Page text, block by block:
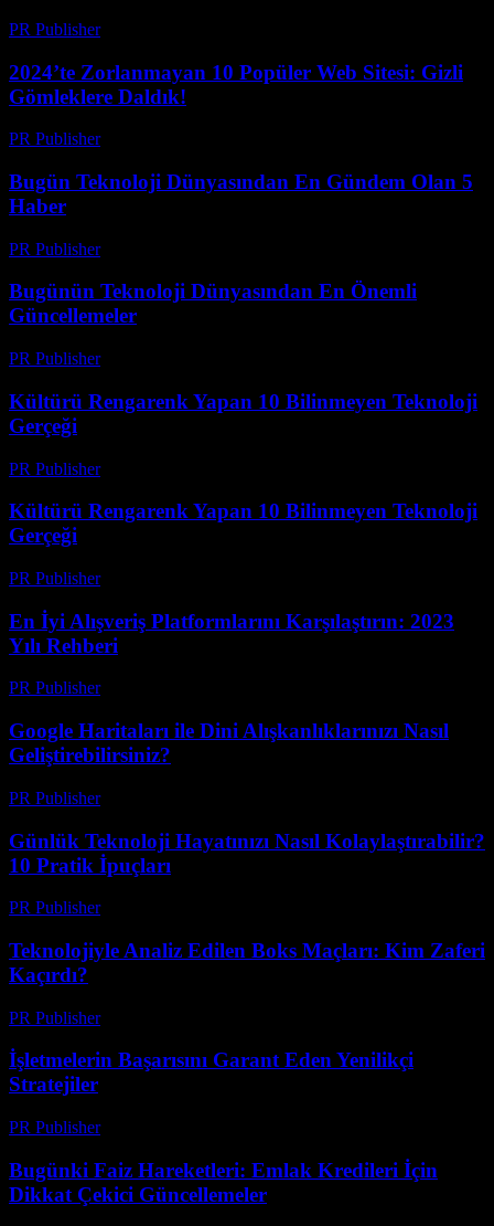
PR Publisher-
2024’te Zorlanmayan 10 Popüler Web Sitesi: Gizli
Gömleklere Daldık!
PR Publisher-
Bugün Teknoloji Dünyasından En Gündem Olan 5
Haber
PR Publisher-
Bugünün Teknoloji Dünyasından En Önemli
Güncellemeler
PR Publisher-
Kültürü Rengarenk Yapan 10 Bilinmeyen Teknoloji
Gerçeği
PR Publisher-
Kültürü Rengarenk Yapan 10 Bilinmeyen Teknoloji
Gerçeği
PR Publisher-
En İyi Alışveriş Platformlarını Karşılaştırın: 2023
Yılı Rehberi
PR Publisher-
Google Haritaları ile Dini Alışkanlıklarınızı Nasıl
Geliştirebilirsiniz?
PR Publisher-
Günlük Teknoloji Hayatınızı Nasıl Kolaylaştırabilir?
10 Pratik İpuçları
PR Publisher-
Teknolojiyle Analiz Edilen Boks Maçları: Kim Zaferi
Kaçırdı?
PR Publisher-
İşletmelerin Başarısını Garant Eden Yenilikçi
Stratejiler
PR Publisher-
Bugünki Faiz Hareketleri: Emlak Kredileri İçin
Dikkat Çekici Güncellemeler